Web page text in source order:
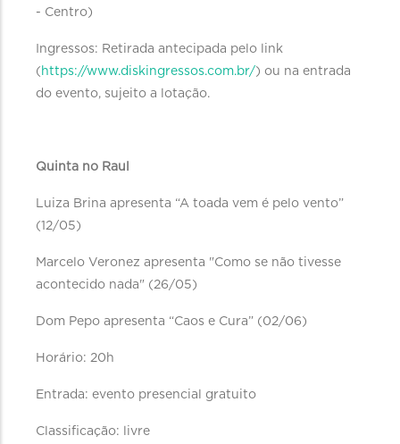
- Centro)
Ingressos: Retirada antecipada pelo link
( https://www.diskingressos.com.br/) ou na entrada
do evento, sujeito a lotação.
Quinta no Raul
Luiza Brina apresenta “A toada vem é pelo vento”
(12/05)
Marcelo Veronez apresenta "Como se não tivesse
acontecido nada" (26/05)
Dom Pepo apresenta “Caos e Cura” (02/06)
Horário: 20h
Entrada: evento presencial gratuito
Classificação: livre